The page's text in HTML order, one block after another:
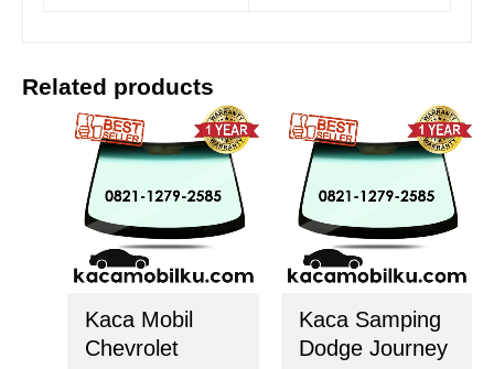
Related products
Kaca Mobil
Chevrolet
Kaca Samping
Dodge Journey